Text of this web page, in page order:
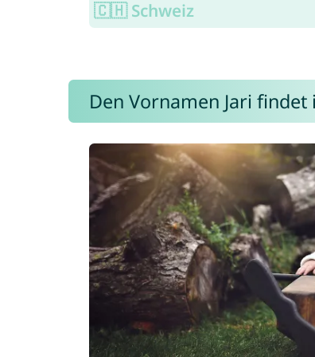
🇨🇭 Schweiz
Den Vornamen Jari